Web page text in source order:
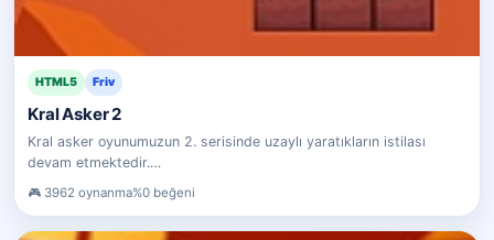
HTML5 Friv
Kral Asker 2
Kral asker oyunumuzun 2. serisinde uzaylı yaratıkların istilası
devam etmektedir.…
3962 oynanma%0 beğeni